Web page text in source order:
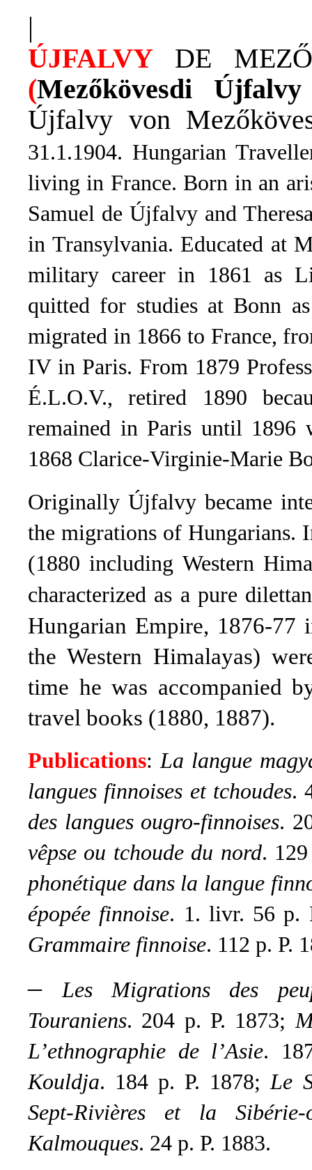
|
ÚJFALVY DE
(Mezőkövesdi Újfalvy
Újfalvy von
31.1.1904. Hungarian
living in France. Born in an
Samuel de Újfalvy and
in Transylvania. Educated at
military career in 1861 as
quitted for studies at Bonn
migrated in 1866 to France,
IV in Paris. From 1879
É.L.O.V., retired 1890
remained in Paris until 1896
1868 Clarice-Virginie-Marie
Originally Újfalvy became
the migrations of Hungarians.
(1880 including Western
characterized as a pure
Hungarian Empire, 1876-77
the Western Himalayas)
time he was accompanied
travel books (1880, 1887).
Publications:La langue
langues finnoises et tchoudes.
des langues ougro-finnoises.
vêpse ou tchoude du nord.
phonétique dans la langue
épopée finnoise. 1. livr. 56 p.
Grammaire finnoise. 112 p. P.
–Les Migrations des
Touraniens. 204 p. P. 1873;
L’ethnographie de l’Asie.
Kouldja. 184 p. P. 1878;Le
Sept-Rivières et la Sibérie-
Kalmouques. 24 p. P. 1883.